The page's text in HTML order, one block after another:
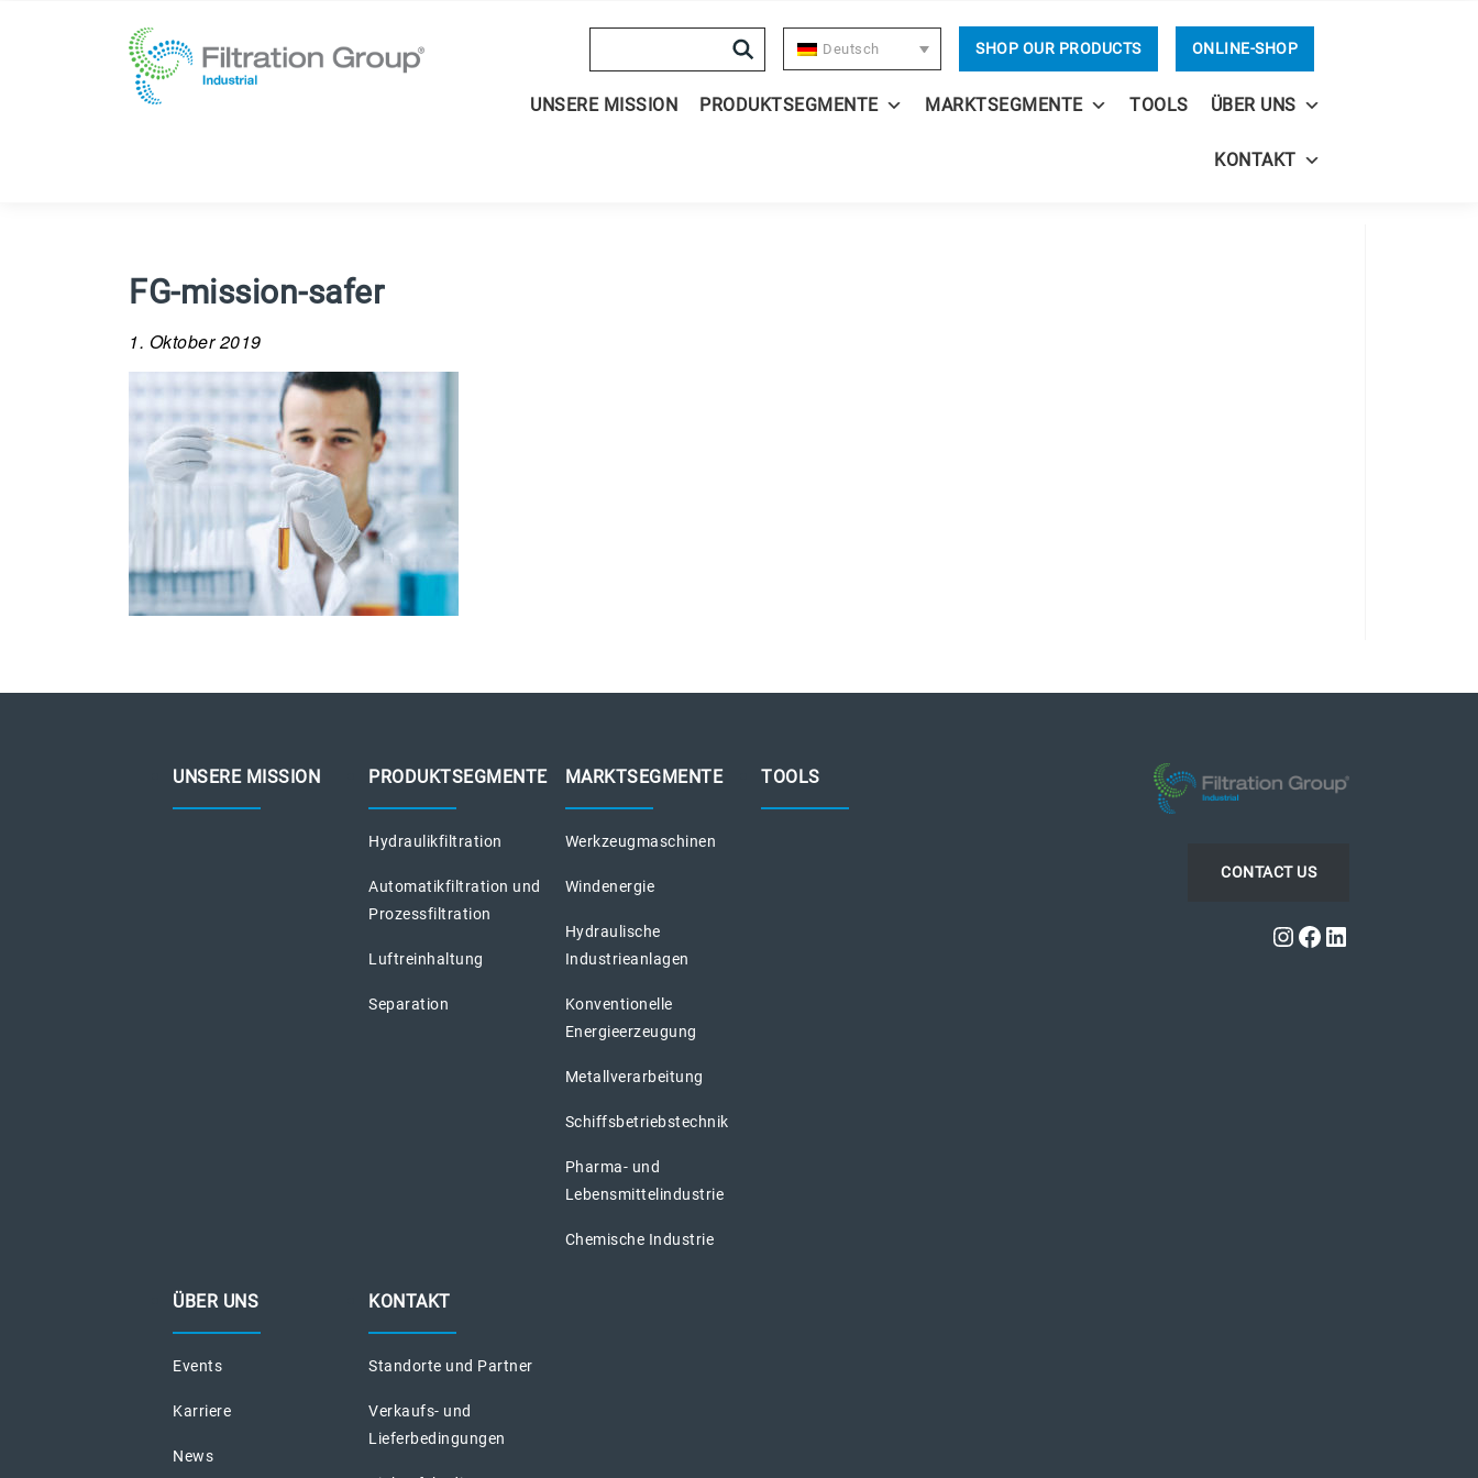
Deutsch SHOP OUR PRODUCTS ONLINE-SHOP
UNSERE MISSION PRODUKTSEGMENTE MARKTSEGMENTE TOOLS ÜBER UNS
KONTAKT
FG-mission-safer
1. Oktober 2019
UNSERE MISSION PRODUKTSEGMENTE
Hydraulikfiltration
Automatikfiltration und
Prozessfiltration
Luftreinhaltung
Separation
MARKTSEGMENTE
Werkzeugmaschinen
Windenergie
Hydraulische
Industrieanlagen
Konventionelle
Energieerzeugung
Metallverarbeitung
Schiffsbetriebstechnik
Pharma- und
Lebensmittelindustrie
Chemische Industrie
TOOLS
ÜBER UNS
Events
Karriere
News
KONTAKT
Standorte und Partner
Verkaufs- und
Lieferbedingungen
CONTACT US
Instagram
Facebook
LinkedIn